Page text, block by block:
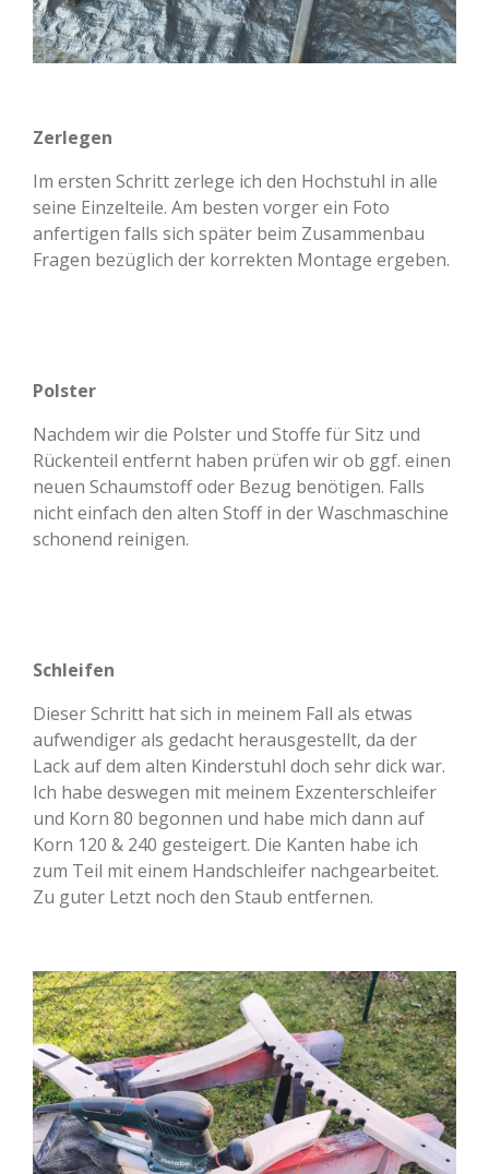
Zerlegen
Im ersten Schritt zerlege ich den Hochstuhl in alle
seine Einzelteile. Am besten vorger ein Foto
anfertigen falls sich später beim Zusammenbau
Fragen bezüglich der korrekten Montage ergeben.
Polster
Nachdem wir die Polster und Stoffe für Sitz und
Rückenteil entfernt haben prüfen wir ob ggf. einen
neuen Schaumstoff oder Bezug benötigen. Falls
nicht einfach den alten Stoff in der Waschmaschine
schonend reinigen.
Schleifen
Dieser Schritt hat sich in meinem Fall als etwas
aufwendiger als gedacht herausgestellt, da der
Lack auf dem alten Kinderstuhl doch sehr dick war.
Ich habe deswegen mit meinem Exzenterschleifer
und Korn 80 begonnen und habe mich dann auf
Korn 120 & 240 gesteigert. Die Kanten habe ich
zum Teil mit einem Handschleifer nachgearbeitet.
Zu guter Letzt noch den Staub entfernen.